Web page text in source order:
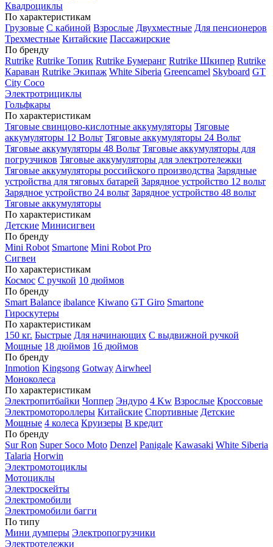
Квадроциклы
По характеристикам
Грузовые С кабиной Взрослые Двухместные Для пенсионеров
Трехместные Китайские Пассажирские
По бренду
Rutrike Rutrike Топик Rutrike Бумеранг Rutrike Шкипер Rutrike
Караван Rutrike Экипаж White Siberia Greencamel Skyboard GT
City Coco
Электротрициклы
Гольфкары
По характеристикам
Тяговые свинцово-кислотные аккумуляторы Тяговые
аккумуляторы 12 Вольт Тяговые аккумуляторы 24 Вольт
Тяговые аккумуляторы 48 Вольт Тяговые аккумуляторы для
погрузчиков Тяговые аккумуляторы для электротележки
Тяговые аккумуляторы российского производства Зарядные
устройства для тяговых батарей Зарядное устройство 12 вольт
Зарядное устройство 24 вольт Зарядное устройство 48 вольт
Тяговые аккумуляторы
По характеристикам
Детские Минисигвеи
По бренду
Mini Robot Smartone Mini Robot Pro
Сигвеи
По характеристикам
Космос С ручкой 10 дюймов
По бренду
Smart Balance ibalance Kiwano GT Giro Smartone
Гироскутеры
По характеристикам
150 кг. Быстрые Для начинающих С выдвижной ручкой
Мощные 18 дюймов 16 дюймов
По бренду
Inmotion Kingsong Gotway Airwheel
Моноколеса
По характеристикам
Электропитбайки Чоппер Эндуро 4 Kw Взрослые Кроссовые
Электромотороллеры Китайские Спортивные Детские
Мощные 4 колеса Круизеры В кредит
По бренду
Sur Ron Super Soco Moto Denzel Panigale Kawasaki White Siberia
Talaria Horwin
Электромотоциклы
Мотоциклы
Электроскейты
Электромобили
Электромобили багги
По типу
Мини думперы Электропогрузчики
Электротележки